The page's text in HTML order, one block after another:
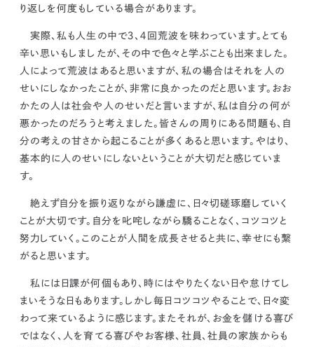
り返しを何度もしている場合があります。
実際、私も人生の中で３、４回荒波を味わっています。とても
辛い思いもしましたが、その中で色々と学ぶことも出来ました。
人によって荒波はあると思いますが、 私の場合はそれを人の
せいにしなかったことが、非常に良かったのだと思います。 おお
かたの人は社会や人のせいだと言いますが、私は自分の何が
悪かったのだろうと考えました。皆さんの周りにある問題も、自
分の考えの甘さから起こることが多くあると思います。 やはり、
基本的に人のせいにしないということが大切だと感じていま
す。
絶えず自分を振り返りながら謙虚に、日々切磋琢磨していく
ことが大切です。 自分を叱咤しながら驕ることなく、コツコツと
努力していく。このことが人間を成長させると共に、幸せにも繋
がると思います。
私には日課が何個もあり、時にはやりたくない日や怠けてし
まいそうな日もあります。 しかし毎日コツコツやることで、日々変
わって来ているように感じます。 またそれが、お金を儲ける喜び
ではなく、人を育てる喜びやお客様、社員、社員の家族からも